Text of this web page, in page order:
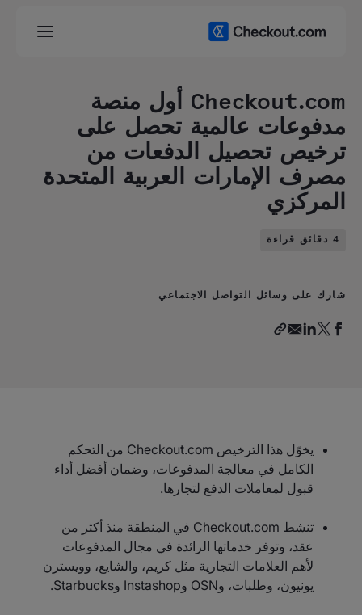
Checkout.com أول منصة
مدفوعات عالمية تحصل على
ترخيص تحصيل الدفعات من
مصرف الإمارات العربية المتحدة
المركزي
4 دقائق قراءة
شارك على وسائل التواصل الاجتماعي
يخوّل هذا الترخيص Checkout.com من التحكم
الكامل في معالجة المدفوعات، وضمان أفضل أداء
قبول لمعاملات الدفع لتجارها.
تنشط Checkout.com في المنطقة منذ أكثر من
عقد، وتوفر خدماتها الرائدة في مجال المدفوعات
لأهم العلامات التجارية مثل كريم، والشايع، وويسترن
يونيون، وطلبات، وOSN وInstashop وStarbucks.